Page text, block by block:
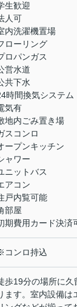
生歓迎
人可
内洗濯機置場
ローリング
ロパンガス
営水道
共下水
時間換気システム
気有
地内ごみ置き場
スコンロ
ープンキッチン
ャワー
ニットバス
アコン
戸内覧可能
部屋
期費用カード決済
コンロ持込
歩19分の場所に久
ます。室内設備は